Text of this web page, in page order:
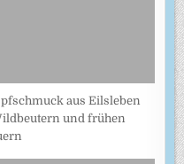
aus Eilsleben
und frühen